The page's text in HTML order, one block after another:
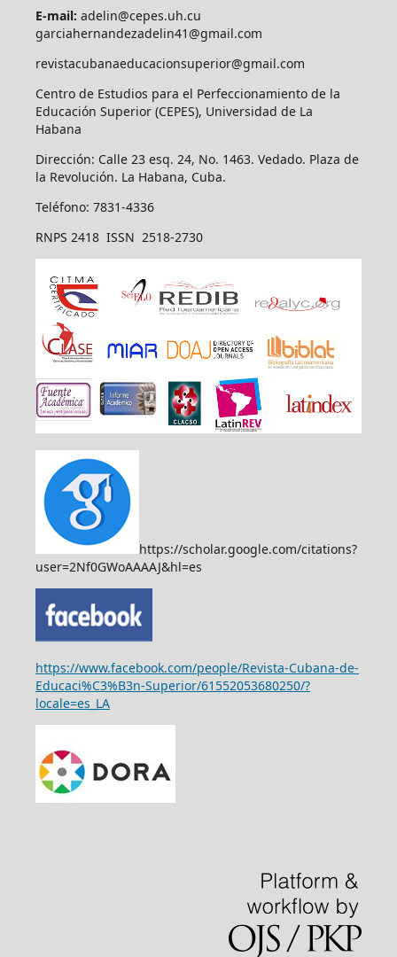
E-mail: adelin@cepes.uh.cu
garciahernandezadelin41@gmail.com
revistacubanaeducacionsuperior@gmail.com
Centro de Estudios para el Perfeccionamiento de la
Educación Superior (CEPES), Universidad de La
Habana
Dirección: Calle 23 esq. 24, No. 1463. Vedado. Plaza de
la Revolución. La Habana, Cuba.
Teléfono: 7831-4336
RNPS 2418 ISSN 2518-2730
https://scholar.google.com/citations?
user=2Nf0GWoAAAAJ&hl=es
https://www.facebook.com/people/Revista-Cubana-de-
Educaci%C3%B3n-Superior/61552053680250/?
locale=es_LA